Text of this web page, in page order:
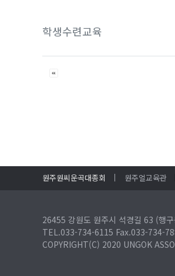
학생수련교육
원주원씨운곡대종회 원주얼교육관
26455 강원도 원주시 석경길 63 (행
TEL.033-734-6115 Fax.033-734-
COPYRIGHT(C) 2020 UNGOK